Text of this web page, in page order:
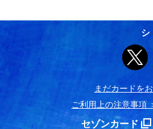
まだカードを
ご利用上の注意事項
セゾンカード